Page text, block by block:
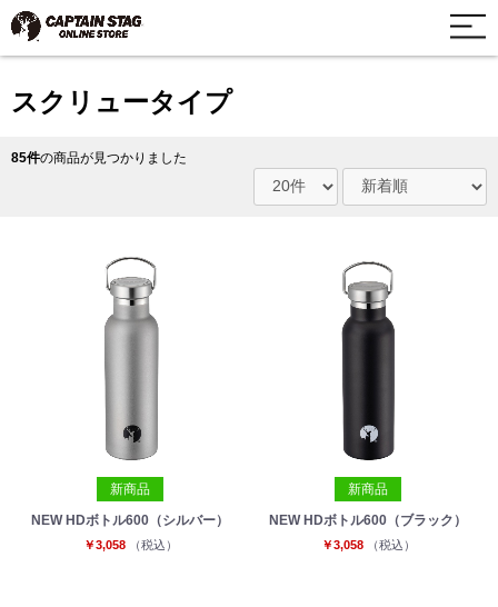
スクリュータイプ
85件の商品が見つかりました
新商品
NEW HDボトル600（シルバー）
￥3,058 （税込）
新商品
NEW HDボトル600（ブラック）
￥3,058 （税込）